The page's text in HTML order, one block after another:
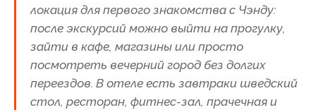
подъёма. Стеклянная тропа над
пропастью, Небесные врата —
гигантская природная арка.
Дети до 14 лет — бесплатный
вход.
ПАРК РАЗВЛЕЧЕНИЙ
локация для первого знакомства с Чэнду:
после экскурсий можно выйти на прогулку,
зайти в кафе, магазины или просто
посмотреть вечерний город без долгих
переездов. В отеле есть завтраки шведский
стол, ресторан, фитнес-зал, прачечная и